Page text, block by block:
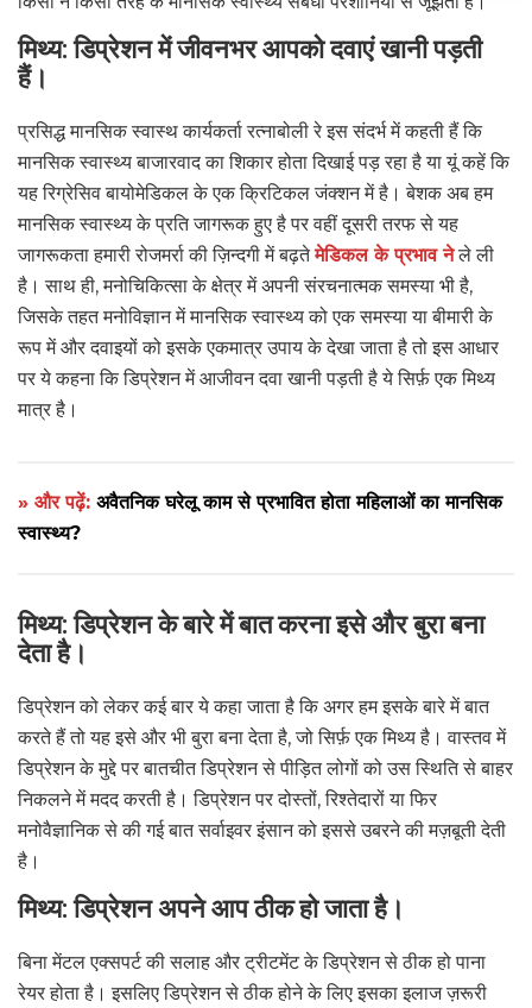
मिथ्य: डिप्रेशन में जीवनभर आपको दवाएं खानी पड़ती
हैं।
प्रसिद्ध मानसिक स्वास्थ कार्यकर्ता रत्नाबोली रे इस संदर्भ में कहती हैं कि
मानसिक स्वास्थ्य बाजारवाद का शिकार होता दिखाई पड़ रहा है या यूं कहें कि
यह रिग्रेसिव बायोमेडिकल के एक क्रिटिकल जंक्शन में है। बेशक अब हम
मानसिक स्वास्थ्य के प्रति जागरूक हुए है पर वहीं दूसरी तरफ से यह
जागरूकता हमारी रोजमर्रा की ज़िन्दगी में बढ़तेमेडिकल के प्रभाव नेले ली
है। साथ ही, मनोचिकित्सा के क्षेत्र में अपनी संरचनात्मक समस्या भी है,
जिसके तहत मनोविज्ञान में मानसिक स्वास्थ्य को एक समस्या या बीमारी के
रूप में और दवाइयों को इसके एकमात्र उपाय के देखा जाता है तो इस आधार
पर ये कहना कि डिप्रेशन में आजीवन दवा खानी पड़ती है ये सिर्फ़ एक मिथ्य
मात्र है।
» और पढ़ें: अवैतनिक घरेलू काम से प्रभावित होता महिलाओं का मानसिक
स्वास्थ्य?
मिथ्य: डिप्रेशन के बारे में बात करना इसे और बुरा बना
देता है।
डिप्रेशन को लेकर कई बार ये कहा जाता है कि अगर हम इसके बारे में बात
करते हैं तो यह इसे और भी बुरा बना देता है, जो सिर्फ़ एक मिथ्य है। वास्तव में
डिप्रेशन के मुद्दे पर बातचीत डिप्रेशन से पीड़ित लोगों को उस स्थिति से बाहर
निकलने में मदद करती है। डिप्रेशन पर दोस्तों, रिश्तेदारों या फिर
मनोवैज्ञानिक से की गई बात सर्वाइवर इंसान को इससे उबरने की मज़बूती देती
है।
मिथ्य: डिप्रेशन अपने आप ठीक हो जाता है।
बिना मेंटल एक्सपर्ट की सलाह और ट्रीटमेंट के डिप्रेशन से ठीक हो पाना
रेयर होता है। इसलिए डिप्रेशन से ठीक होने के लिए इसका इलाज ज़रूरी